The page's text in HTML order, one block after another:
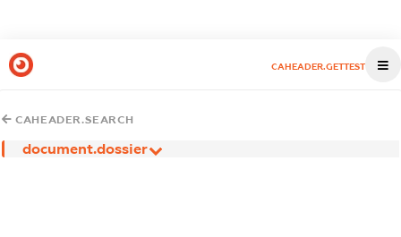
CAHEADER.GETTEST
CAHEADER.SEARCH
document.dossier